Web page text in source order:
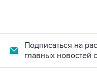
Подписаться на
главных новостей